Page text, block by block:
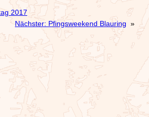
2017
Nächster: Pfingsweekend Blauring »